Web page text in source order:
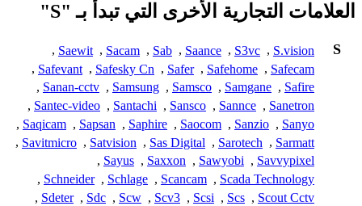
العلامات التجارية الأخرى التي تبدأ بـ "S"
S
S.vision
,
S3vc
,
Saance
,
Sab
,
Sacam
,
Saewit
,
Safecam
,
Safehome
,
Safer
,
Safesky Cn
,
Safevant
,
Safire
,
Samgane
,
Samsco
,
Samsung
,
Sanan-cctv
,
Sanetron
,
Sannce
,
Sansco
,
Santachi
,
Santec-video
,
Sanyo
,
Sanzio
,
Saocom
,
Saphire
,
Sapsan
,
Saqicam
,
Sarmatt
,
Sarotech
,
Sas Digital
,
Satvision
,
Savitmicro
,
Savvypixel
,
Sawyobi
,
Saxxon
,
Sayus
,
Scada Technology
,
Scancam
,
Schlage
,
Schneider
,
Scout Cctv
,
Scs
,
Scsi
,
Scv3
,
Scw
,
Sdc
,
Sdeter
,